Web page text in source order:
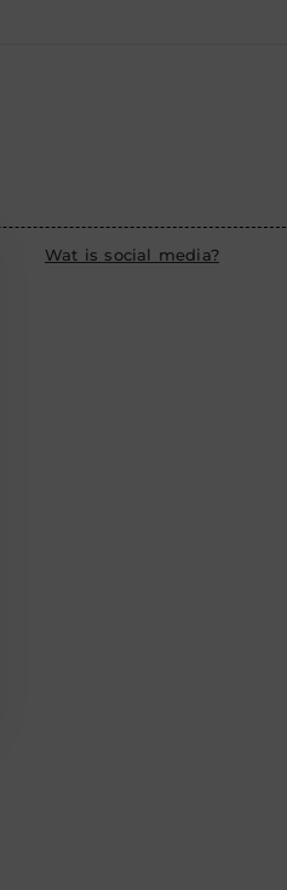
Wat is social media?